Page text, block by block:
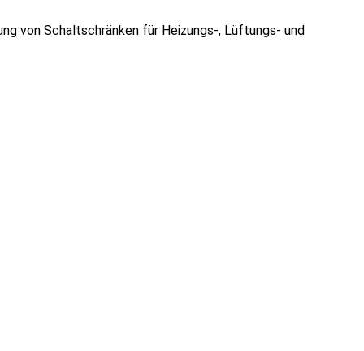
von Schaltschränken für Heizungs-, Lüftungs- und